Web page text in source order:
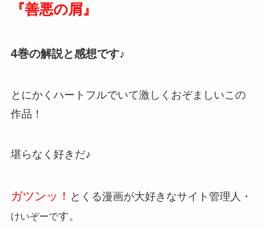
『善悪の屑』
4巻の解説と感想です♪
とにかくハートフルでいて激しくおぞましいこの
作品！
堪らなく好きだ♪
ガツンッ！ とくる漫画が大好きなサイト管理人・
けいぞーです。